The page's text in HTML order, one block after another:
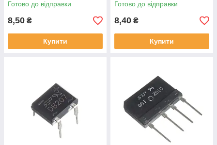
Готово до відправки
8,50 ₴
Купити
Готово до відправки
8,40 ₴
Купити